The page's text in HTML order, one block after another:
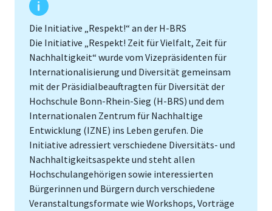
Die Initiative „Respekt!“ an der H-BRS
Die Initiative „Respekt! Zeit für Vielfalt, Zeit für
Nachhaltigkeit“ wurde vom Vizepräsidenten für
Internationalisierung und Diversität gemeinsam
mit der Präsidialbeauftragten für Diversität der
Hochschule Bonn-Rhein-Sieg (H-BRS) und dem
Internationalen Zentrum für Nachhaltige
Entwicklung (IZNE) ins Leben gerufen. Die
Initiative adressiert verschiedene Diversitäts- und
Nachhaltigkeitsaspekte und steht allen
Hochschulangehörigen sowie interessierten
Bürgerinnen und Bürgern durch verschiedene
Veranstaltungsformate wie Workshops, Vorträge